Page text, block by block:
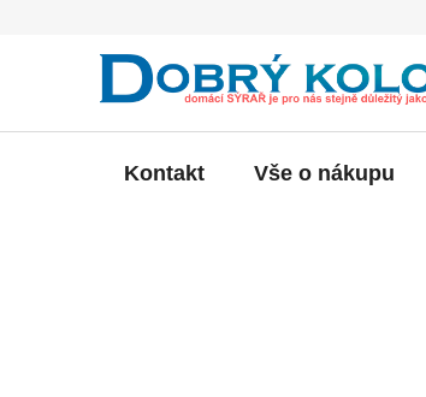
Kontakt Vše o nákupu